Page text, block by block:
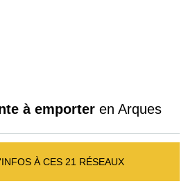
à emporter en Arques
À CES 21 RÉSEAUX